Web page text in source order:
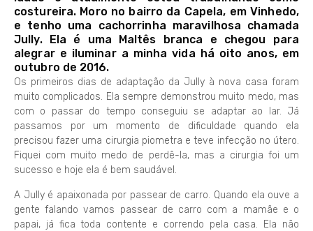
costureira. Moro no bairro da Capela, em Vinhedo,
e tenho uma cachorrinha maravilhosa chamada
Jully. Ela é uma Maltês branca e chegou para
alegrar e iluminar a minha vida há oito anos, em
outubro de 2016.
Os primeiros dias de adaptação da Jully à nova casa foram
muito complicados. Ela sempre demonstrou muito medo, mas
com o passar do tempo conseguiu se adaptar ao lar. Já
passamos por um momento de dificuldade quando ela
precisou fazer uma cirurgia piometra e teve infecção no útero.
Fiquei com muito medo de perdê-la, mas a cirurgia foi um
sucesso e hoje ela é bem saudável.
A Jully é apaixonada por passear de carro. Quando ela ouve a
gente falando vamos passear de carro com a mamãe e o
papai, já fica toda contente e correndo pela casa. Ela não